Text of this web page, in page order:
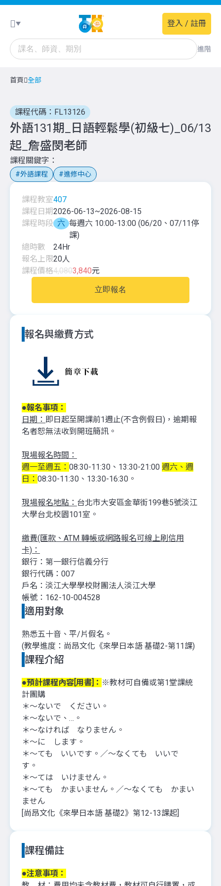
進階
登入 / 註冊
首頁 全部
課程代碼：FL13126
外語131期_日語輕鬆學(初級七)_06/13
起_詹盛閔老師
課程關鍵字
外語課程 進修中心
課程教室407
課程日期2026-06-13~2026-08-15
課程時段 六 每週六 10:00-13:00 (06/20、07/11停
課)
總時數
24Hr
報名上限20人
課程價格4,0803,840元
立即報名
報名與繳費方式
●報名事項：
日期： 即日起至開課前1週止(不含例假日)，逾期報
名者恕無法收到開班簡訊。
現場報名時間：
週一至週五： 08:30-11:30、13:30-21:00 週六、週
日： 08:30-11:30、13:30-16:30。
現場報名地點： 台北市大安區金華街199巷5號淡江
大學台北校園101室。
繳費(匯款、ATM 轉帳或網路報名可線上刷信用
卡)：
銀行：第一銀行信義分行
銀行代碼：007
戶名：淡江大學學校財團法人淡江大學
帳號：162-10-004528
適用對象
熟悉五十音、平/片假名。
(教學進度：尚昂文化《來學日本語 基礎2-第11課)
課程介紹
●預計課程內容[用書]： ※教材可自備或第1堂課統
計團購
＊〜ないで ください。
＊〜ないで、…。
＊〜なければ なりません。
＊〜に します。
＊〜ても いいです。／〜なくても いいで
す。
＊〜ては いけません。
＊〜ても かまいません。／〜なくても かまい
ません
[尚昂文化《來學日本語 基礎2》第12-13課起]
課程備註
●注意事項：